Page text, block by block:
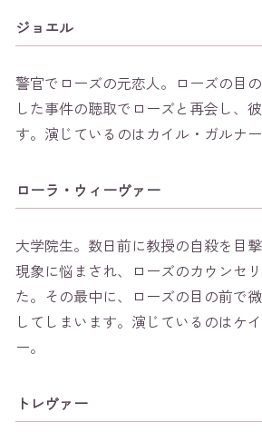
ジョエル
警官でローズの元恋人。ローズの目
した事件の聴取でローズと再会し、
す。演じているのはカイル・ガルナー
ローラ・ウィーヴァー
大学院生。数日前に教授の自殺を目
現象に悩まされ、ローズのカウンセ
た。その最中に、ローズの目の前で
してしまいます。演じているのはケ
ー。
トレヴァー